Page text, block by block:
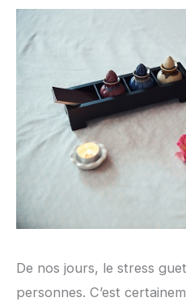
De nos jours, le stress
personnes. C’est